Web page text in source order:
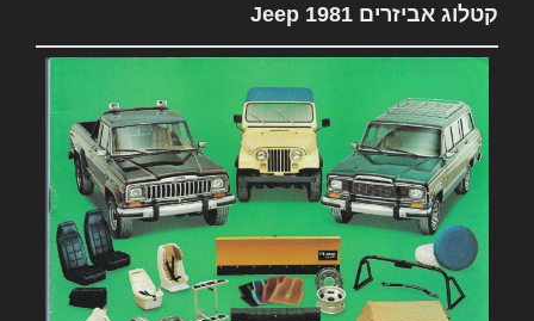
קטלוג אביזרים 1981 Jeep